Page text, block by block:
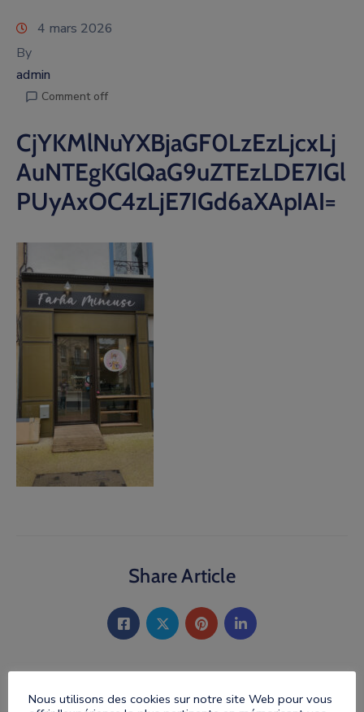
4 mars 2026
By
admin
Comment off
CjYKMlNuYXBjaGF0LzEzLjcxLj
AuNTEgKGlQaG9uZTEzLDE7IGl
PUyAxOC4zLjE7IGd6aXApIAI=
Share Article
Nous utilisons des cookies sur notre site Web pour vous